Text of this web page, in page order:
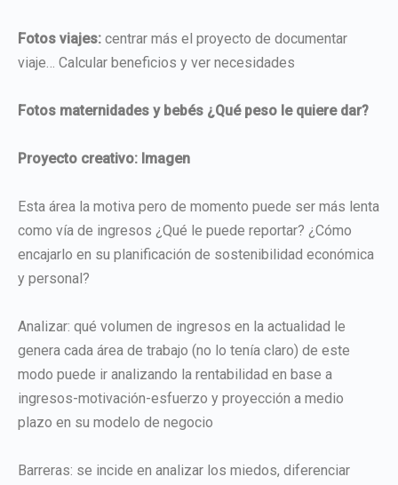
Fotos viajes: centrar más el proyecto de documentar
viaje… Calcular beneficios y ver necesidades
Fotos maternidades y bebés ¿Qué peso le quiere dar?
Proyecto creativo: Imagen
Esta área la motiva pero de momento puede ser más lenta
como vía de ingresos ¿Qué le puede reportar? ¿Cómo
encajarlo en su planificación de sostenibilidad económica
y personal?
Analizar: qué volumen de ingresos en la actualidad le
genera cada área de trabajo (no lo tenía claro) de este
modo puede ir analizando la rentabilidad en base a
ingresos-motivación-esfuerzo y proyección a medio
plazo en su modelo de negocio
Barreras: se incide en analizar los miedos, diferenciar